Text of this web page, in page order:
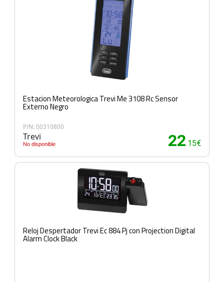
Estacion Meteorologica Trevi Me 3108 Rc Sensor
Externo Negro
P/N: 00310800
Trevi
No disponible 22.15€
Reloj Despertador Trevi Ec 884 Pj con Projection Digital
Alarm Clock Black